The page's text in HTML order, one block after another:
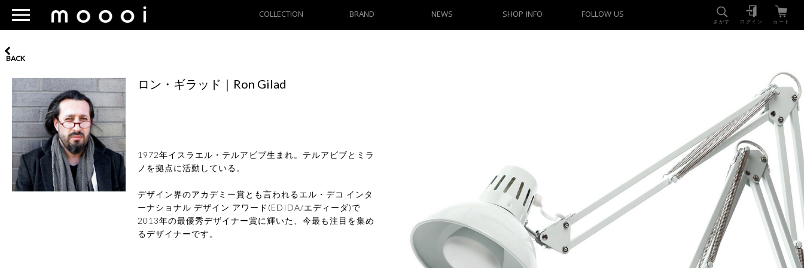
さがす ログイン カート
COLLECTION BRAND NEWS SHOP INFO FOLLOW US
BACK
ロン・ギラッド｜Ron Gilad
1972年イスラエル・テルアビブ生まれ。テルアビブとミラ
ノを拠点に活動している。
デザイン界のアカデミー賞とも言われるエル・デコ インタ
ーナショナル デザイン アワード(EDIDA/エディーダ)で
2013年の最優秀デザイナー賞に輝いた、今最も注目を集め
るデザイナーです。